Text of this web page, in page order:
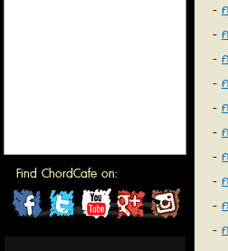
Find ChordCafe on:
ChordCafeChordCafeChordCafeChordCafe